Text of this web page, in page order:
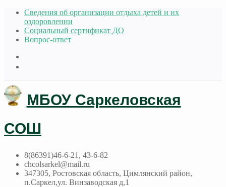
Сведения об организации отдыха детей и их
оздоровлении
Социальный сертификат ДО
Вопрос-ответ
МБОУ Саркеловская
СОШ
8(86391)46-6-21, 43-6-82
chcolsarkel@mail.ru
347305, Ростовская область, Цимлянский район,
п.Саркел,ул. Винзаводская д,1